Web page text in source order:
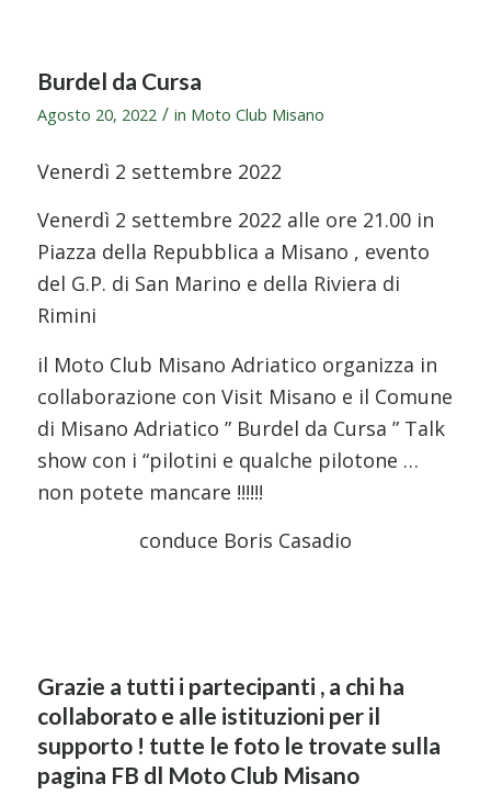
Burdel da Cursa
Agosto 20, 2022 / in Moto Club Misano
Venerdì 2 settembre 2022
Venerdì 2 settembre 2022 alle ore 21.00 in
Piazza della Repubblica a Misano , evento
del G.P. di San Marino e della Riviera di
Rimini
il Moto Club Misano Adriatico organizza in
collaborazione con Visit Misano e il Comune
di Misano Adriatico ” Burdel da Cursa ” Talk
show con i “pilotini e qualche pilotone …
non potete mancare !!!!!!
conduce Boris Casadio
Grazie a tutti i partecipanti , a chi ha
collaborato e alle istituzioni per il
supporto ! tutte le foto le trovate sulla
pagina FB dl Moto Club Misano